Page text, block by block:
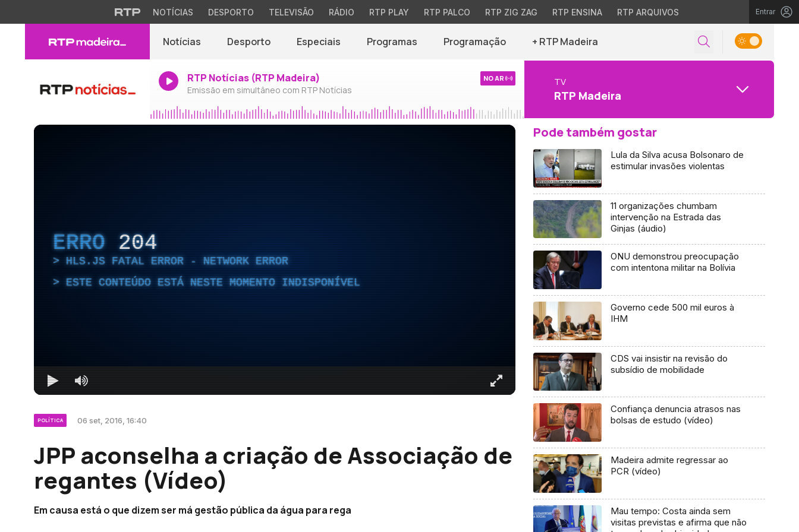
NOTÍCIAS DESPORTO TELEVISÃO RÁDIO RTP PLAY RTP PALCO RTP ZIG ZAG RTP ENSINA RTP ARQUIVOS Entrar
Notícias Desporto Especiais Programas Programação + RTP Madeira
RTP Notícias (RTP Madeira)
Emissão em simultâneo com RTP Notícias
NO AR TV
RTP Madeira
ERRO 204
HLS.JS FATAL ERROR - NETWORK ERROR
ESTE CONTEÚDO ESTÁ NESTE MOMENTO INDISPONÍVEL
POLÍTICA 06 set, 2016, 16:40
JPP aconselha a criação de Associação de
regantes (Vídeo)
Em causa está o que dizem ser má gestão pública da água para rega
Pode também gostar
Lula da Silva acusa Bolsonaro de
estimular invasões violentas
11 organizações chumbam
intervenção na Estrada das
Ginjas (áudio)
ONU demonstrou preocupação
com intentona militar na Bolívia
Governo cede 500 mil euros à
IHM
CDS vai insistir na revisão do
subsídio de mobilidade
Confiança denuncia atrasos nas
bolsas de estudo (vídeo)
Madeira admite regressar ao
PCR (vídeo)
Mau tempo: Costa ainda sem
visitas previstas e afirma que não